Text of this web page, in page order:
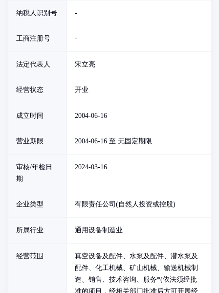
纳税人识别号 -
工商注册号 -
法定代表人 宋立亮
经营状态 开业
成立时间 2004-06-16
营业期限 2004-06-16 至 无固定期限
审核/年检日
期
2024-03-16
企业类型 有限责任公司(自然人投资或控股)
所属行业 通用设备制造业
经营范围
真空设备及配件、水泵及配件、潜水泵及
配件、化工机械、矿山机械、输送机械制
造、销售、技术咨询、服务*(依法须经批
准的项目，经相关部门批准后方可开展经